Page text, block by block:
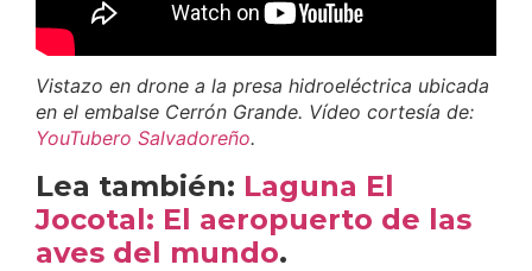
Vistazo en drone a la presa hidroeléctrica ubicada
en el embalse Cerrón Grande. Vídeo cortesía de:
YouTubero Salvadoreño.
Lea también: Laguna El
Jocotal: El aeropuerto de las
aves del mundo.